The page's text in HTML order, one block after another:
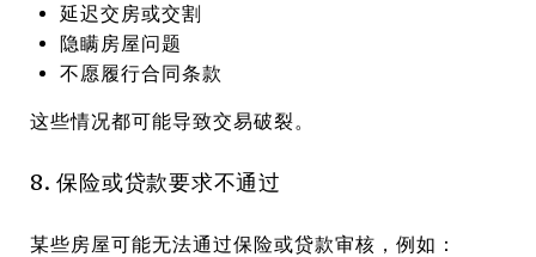
延迟交房或交割
隐瞒房屋问题
不愿履行合同条款
这些情况都可能导致交易破裂。
8. 保险或贷款要求不通过
某些房屋可能无法通过保险或贷款审核，例如：